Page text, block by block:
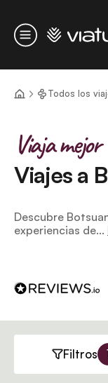
Menú
Página de
Todos los
Viajes a
Viaja mejor
Descubre
experiencias de...
Filtros